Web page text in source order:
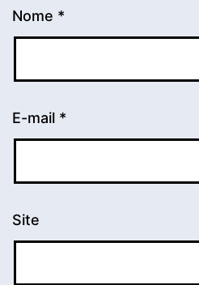
Nome *
E-mail *
Site